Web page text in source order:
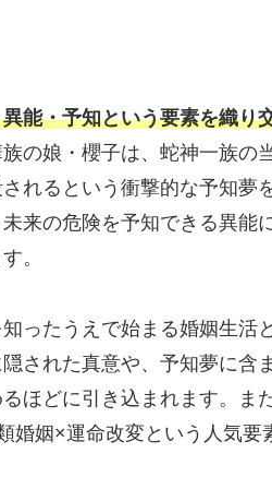
能・予知という要素を織り
の娘・櫻子は、蛇神一族の
れるという衝撃的な予知夢
来の危険を予知できる異能
。
ったうえで始まる婚姻生活
された真意や、予知夢に含
ほどに引き込まれます。ま
婚姻×運命改変という人気要